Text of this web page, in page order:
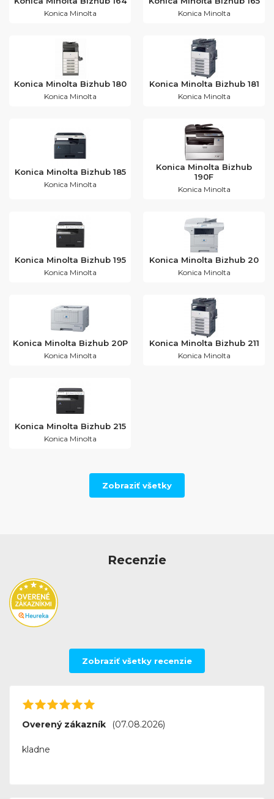
Konica Minolta Konica Minolta
Konica Minolta Bizhub 180
Konica Minolta
Konica Minolta Bizhub 181
Konica Minolta
Konica Minolta Bizhub 185
Konica Minolta
Konica Minolta Bizhub
190F
Konica Minolta
Konica Minolta Bizhub 195
Konica Minolta
Konica Minolta Bizhub 20
Konica Minolta
Konica Minolta Bizhub 20P
Konica Minolta
Konica Minolta Bizhub 211
Konica Minolta
Konica Minolta Bizhub 215
Konica Minolta
Zobraziť všetky
Recenzie
Zobraziť všetky recenzie
Overený zákazník (07.08.2026)
kladne